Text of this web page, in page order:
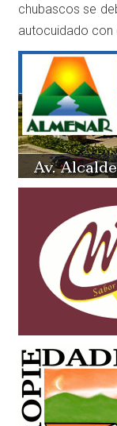
chubascos se
autocuidado con